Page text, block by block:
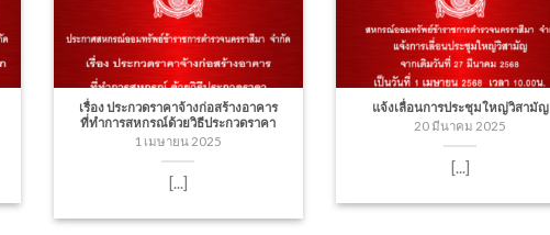
เรื่อง ประกวดราคาจ้างก่อสร้างอาคาร
ที่ทำการสหกรณ์ด้วยวิธีประกวดราคา
1 เมษายน 2025
[...]
แจ้งเลื่อนการประชุมใหญ่วิสามัญ
20 มีนาคม 2025
[...]